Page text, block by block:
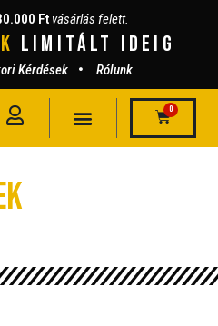
Ft vásárlás felett.
lIMITÁLT IDEIG
Kérdések Rólunk
0